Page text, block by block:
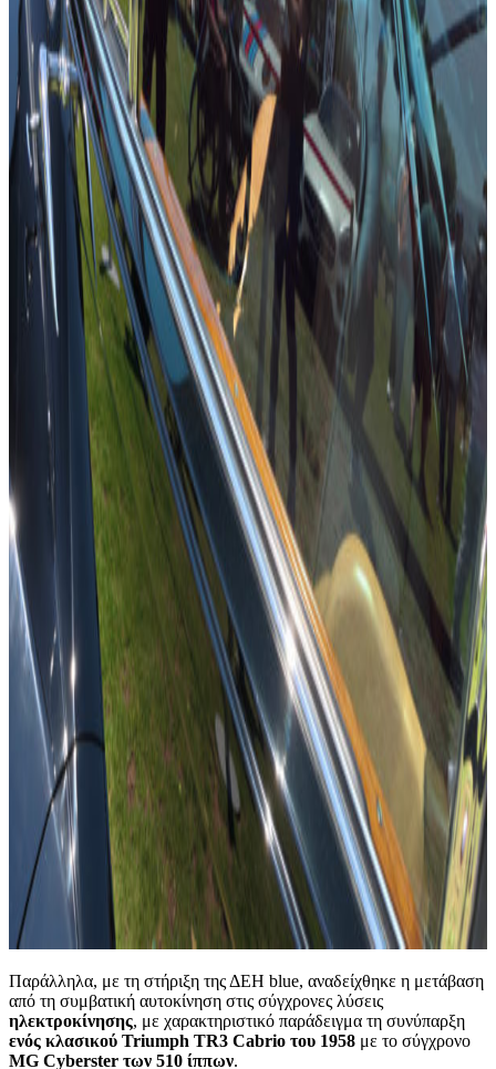
Παράλληλα, με τη στήριξη της ΔΕΗ blue, αναδείχθηκε η μετάβαση
από τη συμβατική αυτοκίνηση στις σύγχρονες λύσεις
ηλεκτροκίνησης, με χαρακτηριστικό παράδειγμα τη συνύπαρξη
ενός κλασικού Triumph TR3 Cabrio του 1958 με το σύγχρονο
MG Cyberster των 510 ίππων.